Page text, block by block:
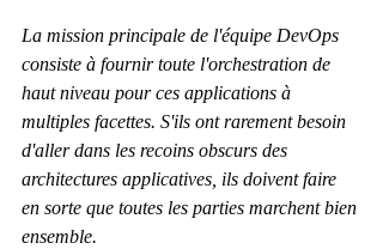
La mission principale de l'équipe DevOps
consiste à fournir toute l'orchestration de
haut niveau pour ces applications à
multiples facettes. S'ils ont rarement besoin
d'aller dans les recoins obscurs des
architectures applicatives, ils doivent faire
en sorte que toutes les parties marchent bien
ensemble.